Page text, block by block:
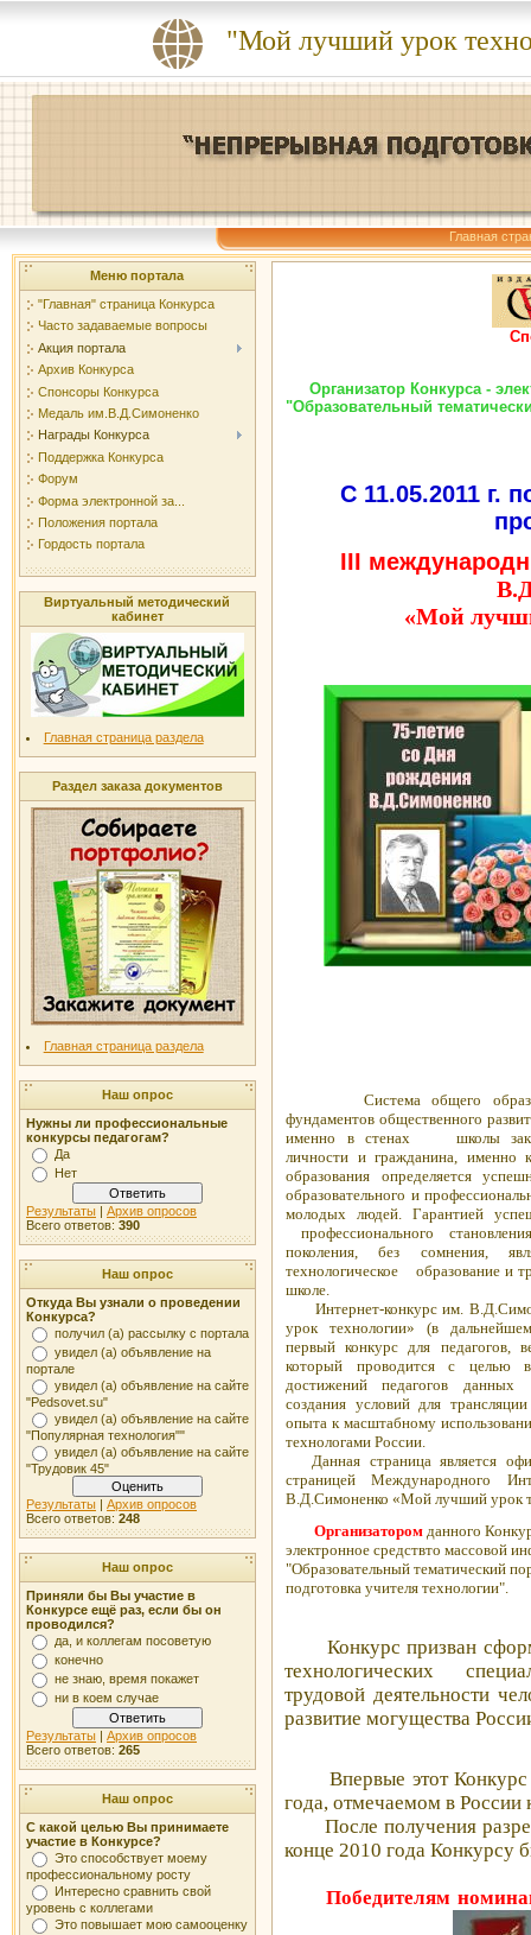
"Мой лучший урок
Главная
Меню портала
"Главная" страница Конкурса
Часто задаваемые вопросы
Акция портала
Архив Конкурса
Спонсоры Конкурса
Медаль им.В.Д.Симоненко
Награды Конкурса
Поддержка Конкурса
Форум
Форма электронной за...
Положения портала
Гордость портала
Виртуальный методический
кабинет
Главная страница раздела
Раздел заказа документов
Главная страница раздела
Наш опрос
Нужны ли профессиональные
конкурсы педагогам?
Да
Нет
Результаты | Архив опросов
Всего ответов: 390
Наш опрос
Откуда Вы узнали о проведении
Конкурса?
получил (а) рассылку с портала
увидел (а) объявление на
портале
увидел (а) объявление на сайте
"Pedsovet.su"
увидел (а) объявление на сайте
"Популярная технология""
увидел (а) объявление на сайте
"Трудовик 45"
Результаты | Архив опросов
Всего ответов: 248
Наш опрос
Приняли бы Вы участие в
Конкурсе ещё раз, если бы он
проводился?
да, и коллегам посоветую
конечно
не знаю, время покажет
ни в коем случае
Результаты | Архив опросов
Всего ответов: 265
Наш опрос
С какой целью Вы принимаете
участие в Конкурсе?
Это способствует моему
профессиональному росту
Интересно сравнить свой
уровень с коллегами
Это повышает мою самооценку
Организатор Конкурса -
"Образовательный
С 11.05.2011 г.
III
«Мой
Система общего
фундаментов общественного
именно в стенах школы
личности и гражданина, именно
образования определяется
образовательного и
молодых людей. Гарантией
профессионального
поколения, без сомнения,
технологическое образование и
школе.
Интернет-конкурс им.
урок технологии» (в
первый конкурс для педагогов,
который проводится с целью
достижений педагогов
создания условий для
опыта к масштабному
технологами России.
Данная страница является
страницей Международного
В.Д.Симоненко «Мой лучший урок
Организатором данного
электронное средствто массовой
"Образовательный тематический
подготовка учителя технологии".
Конкурс призван
технологических
трудовой деятельности
развитие могущества
Впервые этот
года, отмечаемом в
После получения
конце 2010 года Конкурсу
Победителям